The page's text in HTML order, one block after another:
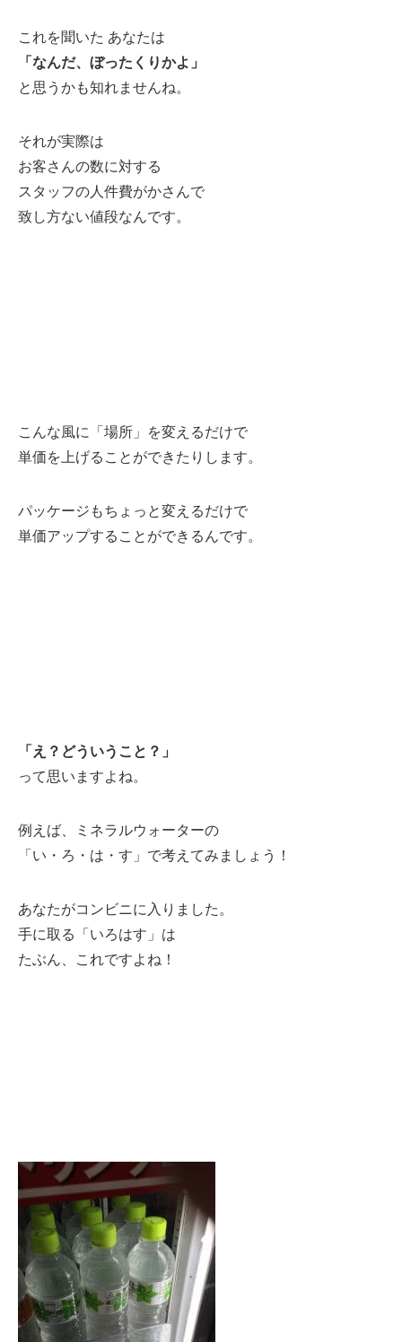
これを聞いた あなたは
「なんだ、ぼったくりかよ」
と思うかも知れませんね。
それが実際は
お客さんの数に対する
スタッフの人件費がかさんで
致し方ない値段なんです。
こんな風に「場所」を変えるだけで
単価を上げることができたりします。
パッケージもちょっと変えるだけで
単価アップすることができるんです。
「え？どういうこと？」
って思いますよね。
例えば、ミネラルウォーターの
「い・ろ・は・す」で考えてみましょう！
あなたがコンビニに入りました。
手に取る「いろはす」は
たぶん、これですよね！